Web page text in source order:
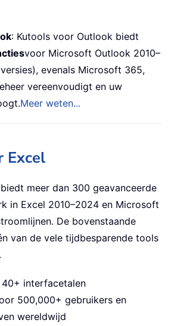
: Kutools voor Outlook biedt
voor Microsoft Outlook 2010–
evenals Microsoft 365,
vereenvoudigt en uw
Meer weten...
Excel
meer dan 300 geavanceerde
in Excel 2010–2024 en Microsoft
De bovenstaande
van de vele tijdbesparende tools
40+ interfacetalen
500,000+ gebruikers en
wereldwijd